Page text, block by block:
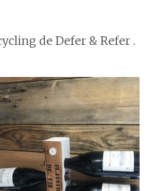
de Defer & Refer .